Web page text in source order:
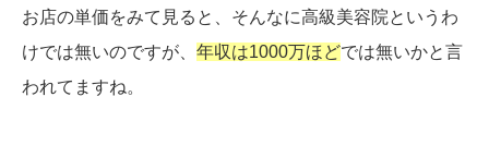
お店の単価をみて見ると、そんなに高級美容院というわ
けでは無いのですが、 年収は1000万ほどでは無いかと言
われてますね。